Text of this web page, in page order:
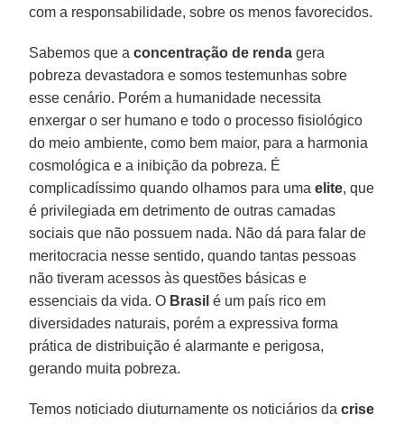
com a responsabilidade, sobre os menos favorecidos.
Sabemos que aconcentração de renda gera
pobreza devastadora e somos testemunhas sobre
esse cenário. Porém a humanidade necessita
enxergar o ser humano e todo o processo fisiológico
do meio ambiente, como bem maior, para a harmonia
cosmológica e a inibição da pobreza. É
complicadíssimo quando olhamos para umaelite, que
é privilegiada em detrimento de outras camadas
sociais que não possuem nada. Não dá para falar de
meritocracia nesse sentido, quando tantas pessoas
não tiveram acessos às questões básicas e
essenciais da vida. O Brasil é um país rico em
diversidades naturais, porém a expressiva forma
prática de distribuição é alarmante e perigosa,
gerando muita pobreza.
Temos noticiado diuturnamente os noticiários dacrise